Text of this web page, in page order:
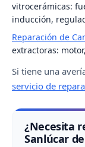
vitrocerámicas:
inducción,
Reparación de
extractoras:
Si tiene una
servicio de
¿Necesita
Sanlúcar